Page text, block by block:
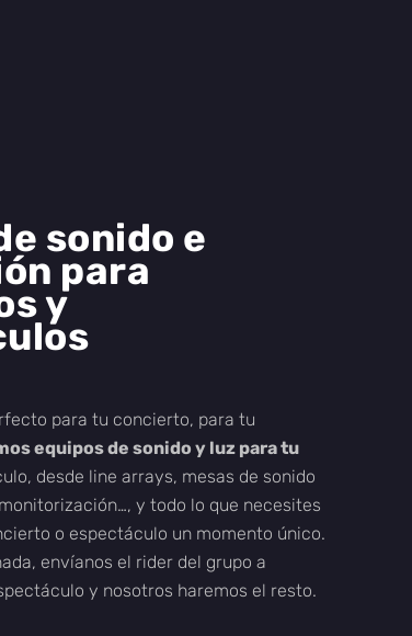
sonido e
para
y
para tu concierto, para tu
equipos de sonido y luz para tu
desde line arrays, mesas de sonido
y todo lo que necesites
o espectáculo un momento único.
envíanos el rider del grupo a
y nosotros haremos el resto.